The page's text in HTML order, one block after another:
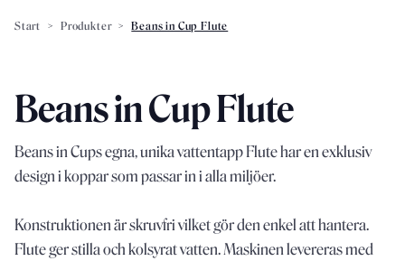
Start > Produkter > Beans in Cup Flute
Beans in Cup Flute
BeansinCupsegna,unikavattentappFluteharenexklusiv
designikopparsompassariniallamiljöer.
Konstruktionenärskruvfrivilketgördenenkelatthantera.
Flutegerstillaochkolsyratvatten.Maskinenlevererasmed